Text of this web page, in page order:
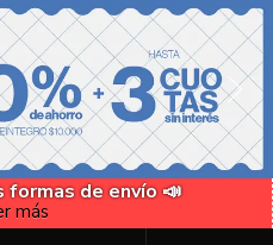
formas de envío 📣
más